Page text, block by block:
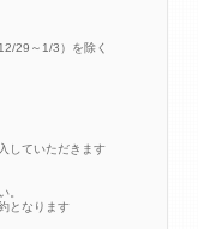
29～1/3）を除く
していただきます
。
となります